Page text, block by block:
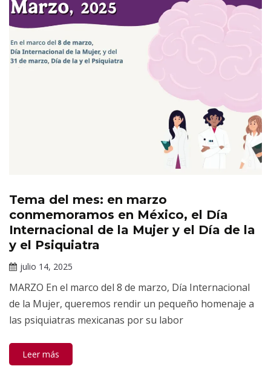
Tópicos
de
salud
mental
Tema del mes: en marzo
conmemoramos en México, el Día
Internacional de la Mujer y el Día de la
y el Psiquiatra
julio 14, 2025
Gallardo
MARZO En el marco del 8 de marzo, Día Internacional
de la Mujer, queremos rendir un pequeño homenaje a
las psiquiatras mexicanas por su labor
Leer más